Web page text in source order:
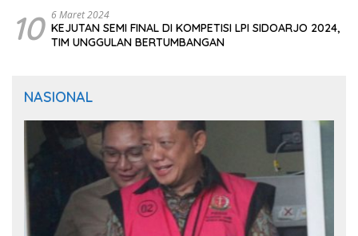
10 6 Maret 2024
KEJUTAN SEMI FINAL DI KOMPETISI LPI SIDOARJO 2024,
TIM UNGGULAN BERTUMBANGAN
NASIONAL